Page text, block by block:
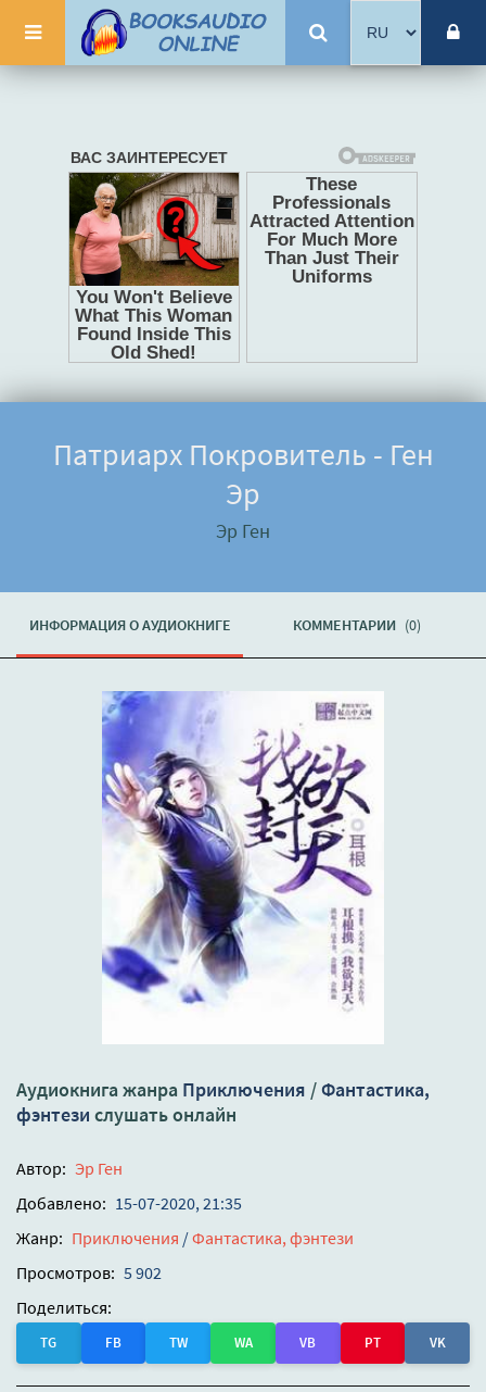
Патриарх Покровитель - Ген
Эр
Эр Ген
ИНФОРМАЦИЯ О АУДИОКНИГЕ КОММЕНТАРИИ (0)
Аудиокнига жанра Приключения /Фантастика,
фэнтези слушать онлайн
Автор: Эр Ген
Добавлено: 15-07-2020, 21:35
Жанр: Приключения /Фантастика, фэнтези
Просмотров: 5 902
Поделиться:
TG FB TW WA VB PT VK